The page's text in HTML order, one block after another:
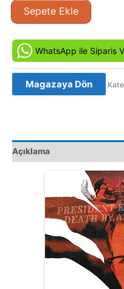
JFK:
Kapanmayan
(1991)
Orjinal
Beta
Kaset
Sepete Ekle
WhatsApp ile Siparis
Magazaya Dön
Açıklama